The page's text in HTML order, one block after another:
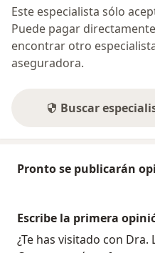
Este especialista sólo
Puede pagar
encontrar otro
aseguradora.
Buscar
Pronto se publicarán
Escribe la primera
¿Te has visitado con Dra.